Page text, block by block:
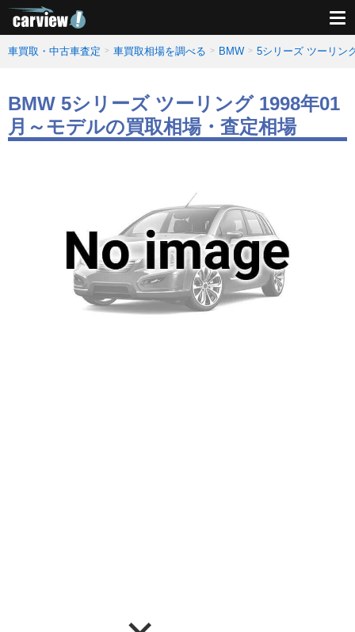
車買取・中古車査定 車買取相場を調べる BMW 5シリーズ ツーリン
BMW 5シリーズ ツーリング 1998年01
月～モデルの買取相場・査定相場